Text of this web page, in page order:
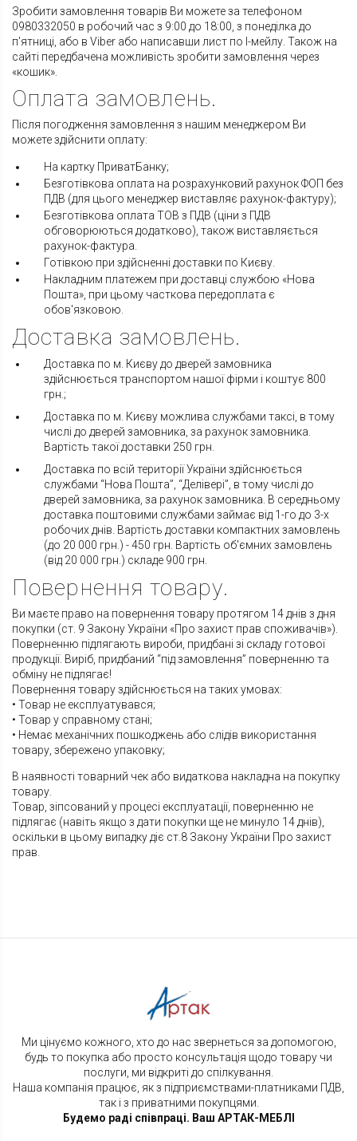
Зробити замовлення товарів Ви можете за телефоном
0980332050 в робочий час з 9:00 до 18:00, з понеділка до
п'ятниці, або в Viber або написавши лист по І-мейлу. Також на
сайті передбачена можливість зробити замовлення через
«кошик».
Оплата замовлень.
Після погодження замовлення з нашим менеджером Ви
можете здійснити оплату:
На картку ПриватБанку;
Безготівкова оплата на розрахунковий рахунок ФОП без
ПДВ (для цього менеджер виставляє рахунок-фактуру);
Безготівкова оплата ТОВ з ПДВ (ціни з ПДВ
обговорюються додатково), також виставляється
рахунок-фактура.
Готівкою при здійсненні доставки по Києву.
Накладним платежем при доставці службою «Нова
Пошта», при цьому часткова передоплата є
обов'язковою.
Доставка замовлень.
Доставка по м. Києву до дверей замовника
здійснюється транспортом нашої фірми і коштує 800
грн.;
Доставка по м. Києву можлива службами таксі, в тому
числі до дверей замовника, за рахунок замовника.
Вартість такої доставки 250 грн.
Доставка по всій території України здійснюється
службами “Нова Пошта”, “Делівері”, в тому числі до
дверей замовника, за рахунок замовника. В середньому
доставка поштовими службами займає від 1-го до 3-х
робочих днів. Вартість доставки компактних замовлень
(до 20 000 грн.) - 450 грн. Вартість об'ємних замовлень
(від 20 000 грн.) складе 900 грн.
Повернення товару.
Ви маєте право на повернення товару протягом 14 днів з дня
покупки (ст. 9 Закону України «Про захист прав споживачів»).
Поверненню підлягають вироби, придбані зі складу готової
продукції. Виріб, придбаний “під замовлення” поверненню та
обміну не підлягає!
Повернення товару здійснюється на таких умовах:
• Товар не експлуатувався;
• Товар у справному стані;
• Немає механічних пошкоджень або слідів використання
товару, збережено упаковку;
В наявності товарний чек або видаткова накладна на покупку
товару.
Товар, зіпсований у процесі експлуатації, поверненню не
підлягає (навіть якщо з дати покупки ще не минуло 14 днів),
оскільки в цьому випадку діє ст.8 Закону України Про захист
прав.
Ми цінуємо кожного, хто до нас звернеться за допомогою,
будь то покупка або просто консультація щодо товару чи
послуги, ми відкриті до спілкування.
Наша компанія працює, як з підприємствами-платниками ПДВ,
так і з приватними покупцями.
Будемо раді співпраці. Ваш АРТАК-МЕБЛІ